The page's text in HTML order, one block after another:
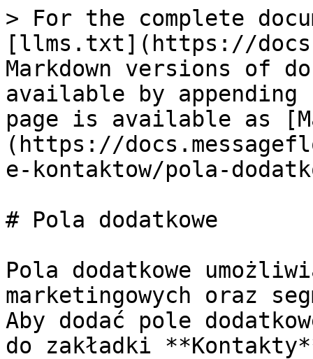
> For the complete
[llms.txt](https://
Markdown versions of
available by
page is available as
(https://
e-kontaktow/pola-
# Pola dodatkowe
Pola dodatkowe
marketingowych oraz
Aby dodać pole
do zakładki